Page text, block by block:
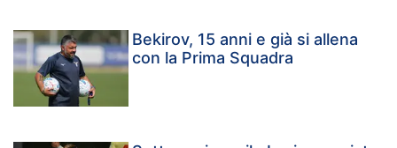
Bekirov, 15 anni e già si allena
con la Prima Squadra